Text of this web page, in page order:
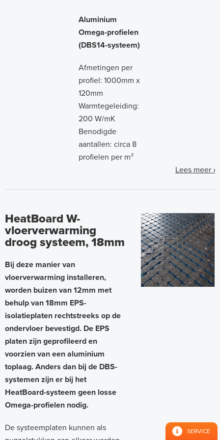
Aluminium
Omega-profielen
(DBS14-systeem)
Afmetingen per
profiel: 1000mm x
120mm
Warmtegeleiding:
200 W/mK
Benodigde
aantallen: circa 8
profielen per m²
Lees meer »
HeatBoard W-
vloerverwarming
droog systeem, 18mm
Bij deze manier van
vloerverwarming installeren,
worden buizen van 12mm met
behulp van 18mm EPS-
isolatieplaten rechtstreeks op de
ondervloer bevestigd. De EPS
platen zijn geprofileerd en
voorzien van een aluminium
toplaag. Anders dan bij de DBS-
systemen zijn er bij het
HeatBoard-systeem geen losse
Omega-profielen nodig.
De systeemplaten kunnen als
SERVICE